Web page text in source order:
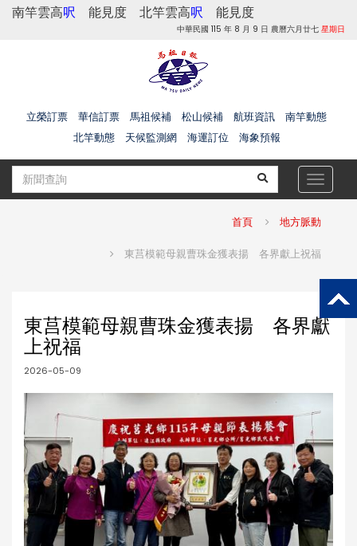
南竿雲高呎 能見度 北竿雲高呎 能見度
中華民國 115 年 8 月 9 日 農曆六月廿七 星期日
立榮訂票 華信訂票 馬祖候補 松山候補 航班資訊
南竿動態
北竿動態
天候監測網 海運訂位 海象預報
Toggle
首頁 地方脈動
東莒模範母親曹珠金獲表揚 各界獻上祝福
東莒模範母親曹珠金獲表揚 各界獻
上祝福
2026-05-09